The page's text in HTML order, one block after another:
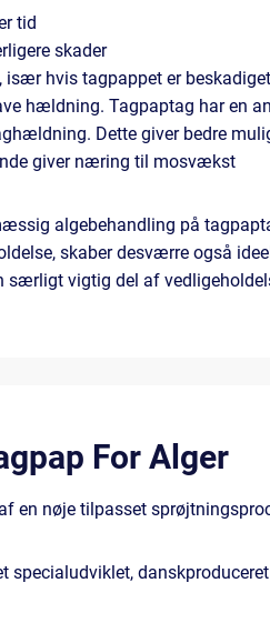
tid
skader
hvis tagpappet er beskadiget
hældning. Tagpaptag har en
Dette giver bedre
giver næring til mosvækst
algebehandling på
skaber desværre også
vigtig del af
For Alger
en nøje tilpasset
specialudviklet,